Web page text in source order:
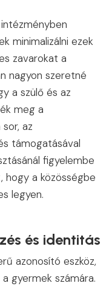
minimalizálni ezek
zavarokat a
nagyon szeretné
a szülő és az
meg a
az
támogatásával
figyelembe
hogy a közösségbe
legyen.
és identitás
azonosító eszköz,
gyermek számára.